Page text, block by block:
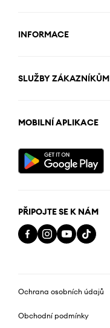
INFORMACE
SLUŽBY ZÁKAZNÍKŮM
MOBILNÍ APLIKACE
PŘIPOJTE SE K NÁM
Ochrana osobních údajů
Obchodní podmínky